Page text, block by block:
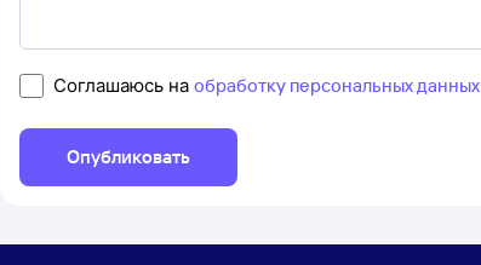
Соглашаюсь на обработку персональных данных
Опубликовать